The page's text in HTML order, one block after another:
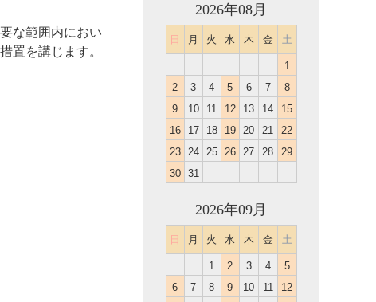
な範囲内におい
置を講じます。
2026年08月
日 月 火 水 木 金 土
1
2
3 4 5 6 7
8
9
10 11 12 13 14
15
16
17 18 19 20 21
22
23
24 25 26 27 28
29
30
31
2026年09月
日 月 火 水 木 金 土
1 2 3 4
5
6
7 8 9 10 11
12